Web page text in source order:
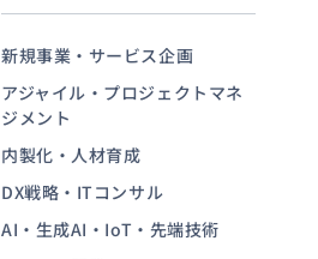
h
新規事業・サービス企画
アジャイル・プロジェクトマネ
ジメント
内製化・人材育成
DX戦略・ITコンサル
AI・生成AI・IoT・先端技術